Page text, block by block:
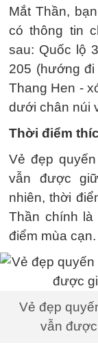
Mắt Thần,
có thông tin
sau: Quốc lộ
205 (hướng
Thang Hen -
dưới chân núi
Thời điểm
Vẻ đẹp
vẫn được
nhiên, thời
Thần chính
điểm mùa cạn.
Vẻ đẹp
vẫn